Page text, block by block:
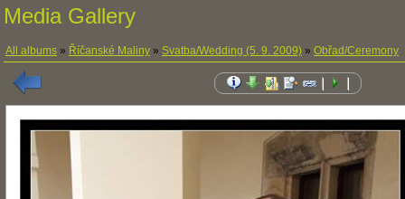
Media Gallery
All albums » Říčanské Maliny » Svatba/Wedding (5. 9. 2009) » Obřad/Ceremony